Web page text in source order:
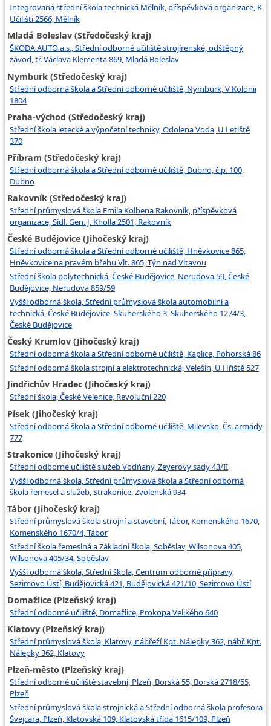
Integrovaná střední škola technická Mělník, příspěvková organizace, K
Učilišti 2566, Mělník
Mladá Boleslav (Středočeský kraj)
ŠKODA AUTO a.s., Střední odborné učiliště strojírenské, odštěpný
závod, tř. Václava Klementa 869, Mladá Boleslav
Nymburk (Středočeský kraj)
Střední odborná škola a Střední odborné učiliště, Nymburk, V Kolonii
1804
Praha-východ (Středočeský kraj)
Střední škola letecké a výpočetní techniky, Odolena Voda, U Letiště
370
Příbram (Středočeský kraj)
Střední odborná škola a Střední odborné učiliště, Dubno, č.p. 100,
Dubno
Rakovník (Středočeský kraj)
Střední průmyslová škola Emila Kolbena Rakovník, příspěvková
organizace, Sídl. Gen. J. Kholla 2501, Rakovník
České Budějovice (Jihočeský kraj)
Střední odborná škola a Střední odborné učiliště, Hněvkovice 865,
Hněvkovice na pravém břehu Vlt. 865, Týn nad Vltavou
Střední škola polytechnická, České Budějovice, Nerudova 59, České
Budějovice, Nerudova 859/59
Vyšší odborná škola, Střední průmyslová škola automobilní a
technická, České Budějovice, Skuherského 3, Skuherského 1274/3,
České Budějovice
Český Krumlov (Jihočeský kraj)
Střední odborná škola a Střední odborné učiliště, Kaplice, Pohorská 86
Střední odborná škola strojní a elektrotechnická, Velešín, U Hřiště 527
Jindřichův Hradec (Jihočeský kraj)
Střední škola, České Velenice, Revoluční 220
Písek (Jihočeský kraj)
Střední odborná škola a Střední odborné učiliště, Milevsko, Čs. armády
777
Strakonice (Jihočeský kraj)
Střední odborné učiliště služeb Vodňany, Zeyerovy sady 43/II
Vyšší odborná škola, Střední průmyslová škola a Střední odborná
škola řemesel a služeb, Strakonice, Zvolenská 934
Tábor (Jihočeský kraj)
Střední průmyslová škola strojní a stavební, Tábor, Komenského 1670,
Komenského 1670/4, Tábor
Střední škola řemeslná a Základní škola, Soběslav, Wilsonova 405,
Wilsonova 405/34, Soběslav
Vyšší odborná škola, Střední škola, Centrum odborné přípravy,
Sezimovo Ústí, Budějovická 421, Budějovická 421/10, Sezimovo Ústí
Domažlice (Plzeňský kraj)
Střední odborné učiliště, Domažlice, Prokopa Velikého 640
Klatovy (Plzeňský kraj)
Střední průmyslová škola, Klatovy, nábřeží Kpt. Nálepky 362, nábř. Kpt.
Nálepky 362, Klatovy
Plzeň-město (Plzeňský kraj)
Střední odborné učiliště stavební, Plzeň, Borská 55, Borská 2718/55,
Plzeň
Střední průmyslová škola strojnická a Střední odborná škola profesora
Švejcara, Plzeň, Klatovská 109, Klatovská třída 1615/109, Plzeň